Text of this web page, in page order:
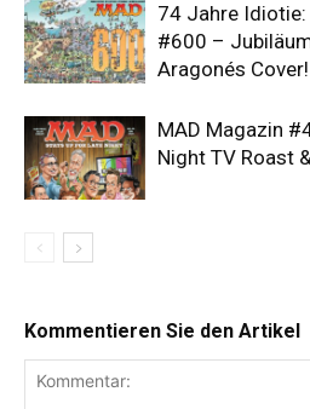
74 Jahre Idiotie:
#600 –
Aragonés Cover!
MAD Magazin
Night TV Roast
Kommentieren Sie den Artikel